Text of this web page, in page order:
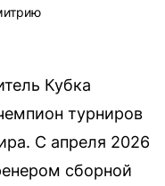
Кубка
турниров
С апреля 2026
сборной